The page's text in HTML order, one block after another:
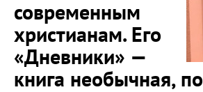
современным
христианам. Его
«Дневники» —
книга необычная,